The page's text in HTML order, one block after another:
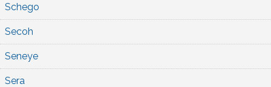
Schego
Secoh
Seneye
Sera